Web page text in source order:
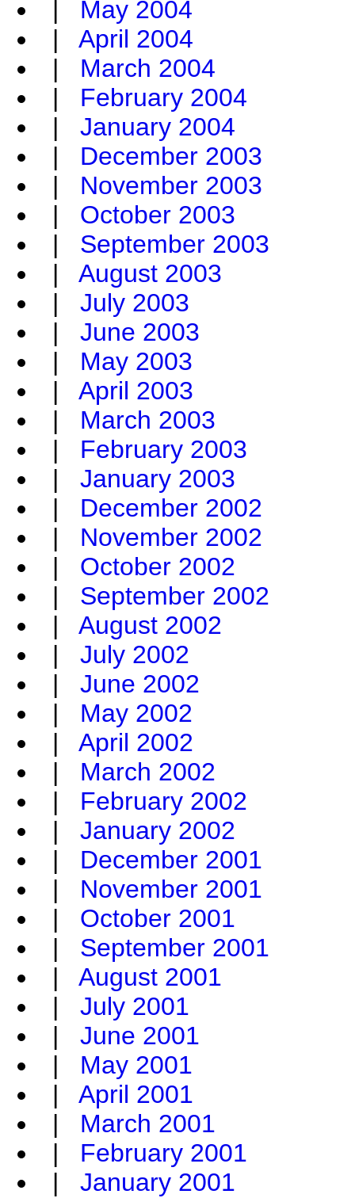
| May 2004
| April 2004
| March 2004
| February 2004
| January 2004
| December 2003
| November 2003
| October 2003
| September 2003
| August 2003
| July 2003
| June 2003
| May 2003
| April 2003
| March 2003
| February 2003
| January 2003
| December 2002
| November 2002
| October 2002
| September 2002
| August 2002
| July 2002
| June 2002
| May 2002
| April 2002
| March 2002
| February 2002
| January 2002
| December 2001
| November 2001
| October 2001
| September 2001
| August 2001
| July 2001
| June 2001
| May 2001
| April 2001
| March 2001
| February 2001
| January 2001